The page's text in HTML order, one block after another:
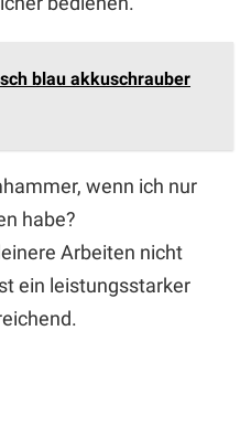
blau akkuschrauber
wenn ich nur
habe?
Arbeiten nicht
ein leistungsstarker